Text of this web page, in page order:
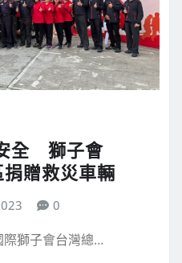
全 獅子會
贈救災車輛
0
際獅子會台灣總…